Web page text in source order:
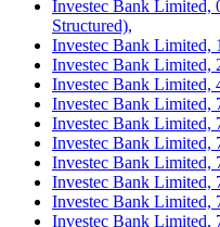
Investec Bank Limited,
Structured),
Investec Bank Limited,
Investec Bank Limited,
Investec Bank Limited,
Investec Bank Limited,
Investec Bank Limited,
Investec Bank Limited,
Investec Bank Limited,
Investec Bank Limited,
Investec Bank Limited,
Investec Bank Limited,